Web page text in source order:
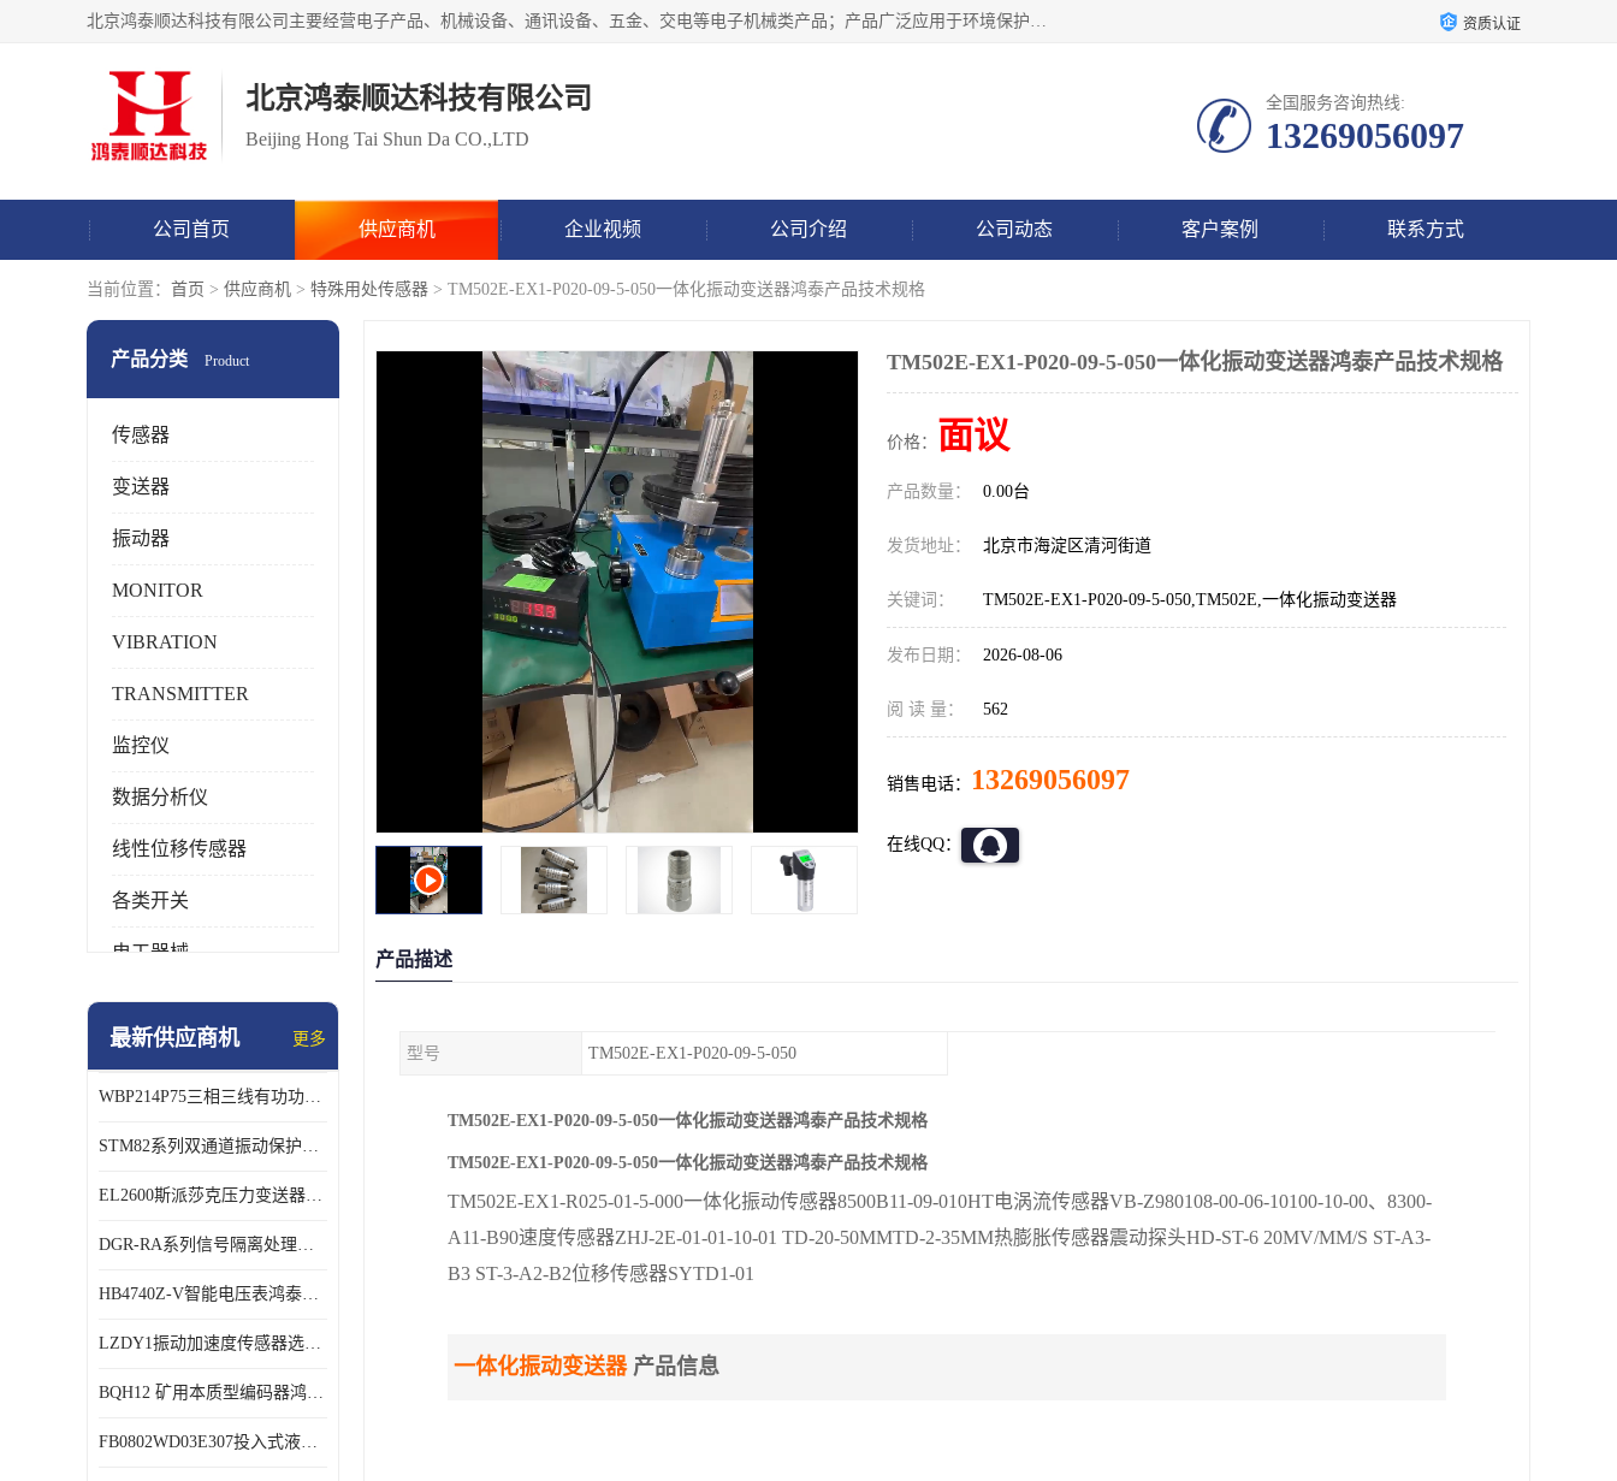
北京鸿泰顺达科技有限公司主要经营电子产品、机械设备、通讯设备、五金、交电等电子机械类产品；产品广泛应用于环境保护、石油化工、电力电子、冶金建筑、煤炭、农业、卫生防疫、教育科研等行业。并成功的与各地环境监测站、污水处理厂、卷烟厂、电厂、高校、科学院所、卫生防疫部门、煤矿、石化厂等用户建立了密切的合作关系。 资质认证
北京鸿泰顺达科技有限公司
Beijing Hong Tai Shun Da CO.,LTD
全国服务咨询热线:
13269056097
公司首页 供应商机 企业视频 公司介绍 公司动态 客户案例 联系方式
当前位置： 首页 > 供应商机 > 特殊用处传感器 > TM502E-EX1-P020-09-5-050一体化振动变送器鸿泰产品技术规格
产品分类 Product
传感器
变送器
振动器
MONITOR
VIBRATION
TRANSMITTER
监控仪
数据分析仪
线性位移传感器
各类开关
电工器械
模块化产品
特殊用处传感器
特殊用途变送器
最新供应商机 更多
WBP214P75三相三线有功功率传感器鸿泰顺达产品稳定性好
STM82系列双通道振动保护表鸿泰产品技术规格
EL2600斯派莎克压力变送器技术规格
DGR-RA系列信号隔离处理器鸿泰产品技术规格
HB4740Z-V智能电压表鸿泰产品外形美观大方
LZDY1振动加速度传感器选型资料
BQH12 矿用本质型编码器鸿泰产品实物展示
FB0802WD03E307投入式液位计鸿泰产品选型参数
TM502E-EX1-P020-09-5-050一体化振动变送器鸿泰产品技术规格
价格： 面议
产品数量： 0.00台
发货地址： 北京市海淀区清河街道
关键词： TM502E-EX1-P020-09-5-050,TM502E,一体化振动变送器
发布日期： 2026-08-06
阅 读 量： 562
销售电话： 13269056097
在线QQ：
产品描述
型号 TM502E-EX1-P020-09-5-050
TM502E-EX1-P020-09-5-050一体化振动变送器鸿泰产品技术规格
TM502E-EX1-P020-09-5-050一体化振动变送器鸿泰产品技术规格
TM502E-EX1-R025-01-5-000一体化振动传感器8500B11-09-010HT电涡流传感器VB-Z980108-00-06-10100-10-00、8300-
A11-B90速度传感器ZHJ-2E-01-01-10-01 TD-20-50MMTD-2-35MM热膨胀传感器震动探头HD-ST-6 20MV/MM/S ST-A3-
B3 ST-3-A2-B2位移传感器SYTD1-01
一体化振动变送器产品信息